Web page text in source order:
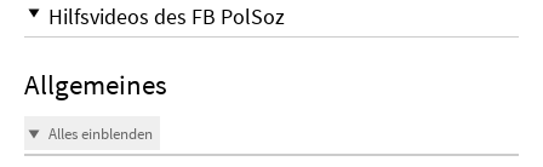
Hilfsvideos des FB PolSoz
Allgemeines
Alles einblenden